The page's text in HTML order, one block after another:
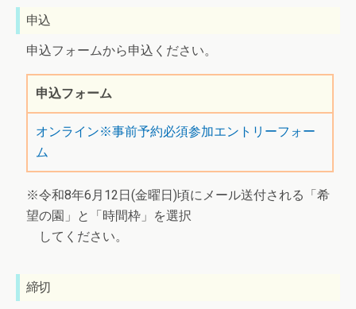
申込
申込フォームから申込ください。
申込フォーム
オンライン※事前予約必須参加エントリーフォー
ム
※令和8年6月12日(金曜日)頃にメール送付される「希
望の園」と「時間枠」を選択
してください。
締切